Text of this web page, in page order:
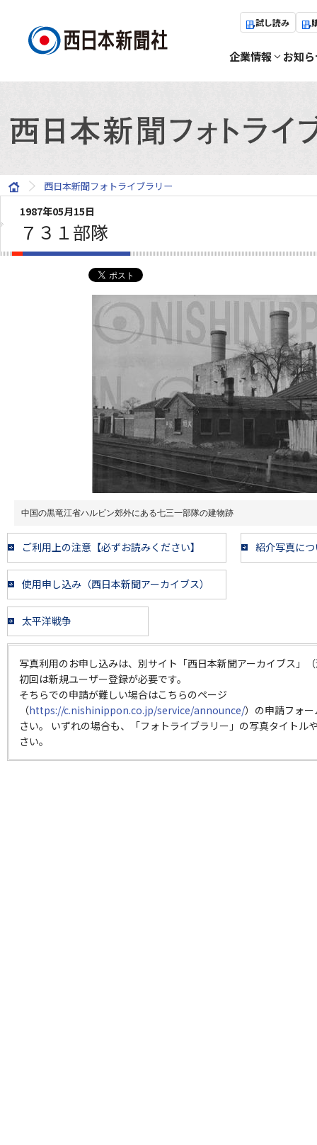
試し読み
企業情報 お知
西日本新聞フォトライブラリー
1987年05月15日
７３１部隊
中国の黒竜江省ハルビン郊外にある七三一部隊の建物跡
ご利用上の注意【必ずお読みください】 紹介写真に
使用申し込み（西日本新聞アーカイブス）
太平洋戦争
写真利用のお申し込みは、別サイト「西日本新聞アーカイブス」
初回は新規ユーザー登録が必要です。
そちらでの申請が難しい場合はこちらのページ
（https://c.nishinippon.co.jp/service/announce/）の申請フォ
さい。 いずれの場合も、「フォトライブラリー」の写真タイトル
さい。